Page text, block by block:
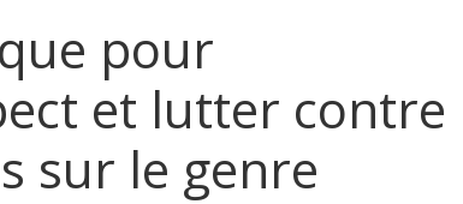
pour
et lutter contre
sur le genre